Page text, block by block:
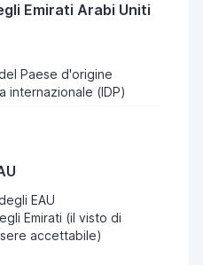
Emirati Arabi Uniti
Paese d'origine
internazionale (IDP)
EAU
Emirati (il visto di
accettabile)